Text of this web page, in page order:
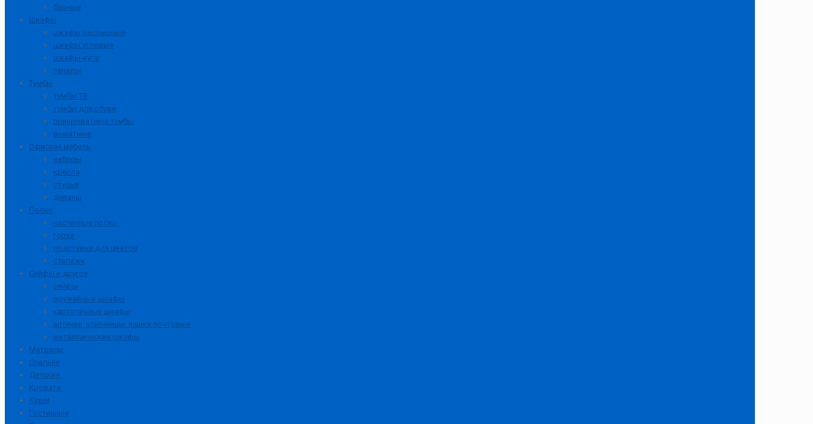
барные
Шкафы
шкафы распашные
шкафы угловые
шкафы-купе
пеналы
Тумбы
тумбы ТВ
тумбы для обуви
прикроватные тумбы
выкатные
Офисная мебель
наборы
кресла
стулья
диваны
Полки
настенные полки
горки
подставки для цветов
стелажи
Сейфы и другое
сейфы
оружейные шкафы
картотечные шкафы
аптечки, ключницы, ящики почтовые
металлические шкафы
Матрасы
Спальни
Детские
Кровати
Кухни
Гостинные